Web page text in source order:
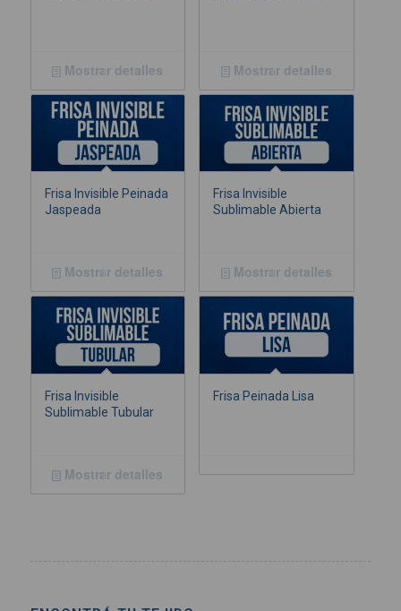
Mostrar detalles Mostrar detalles
Frisa Invisible Peinada
Jaspeada
Mostrar detalles
Frisa Invisible
Sublimable Abierta
Mostrar detalles
Frisa Invisible
Sublimable Tubular
Mostrar detalles
Frisa Peinada Lisa